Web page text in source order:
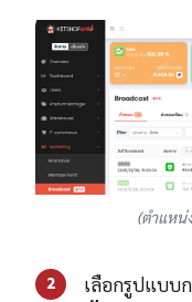
(ตำแหน่
2 เลือกรูปแบบ